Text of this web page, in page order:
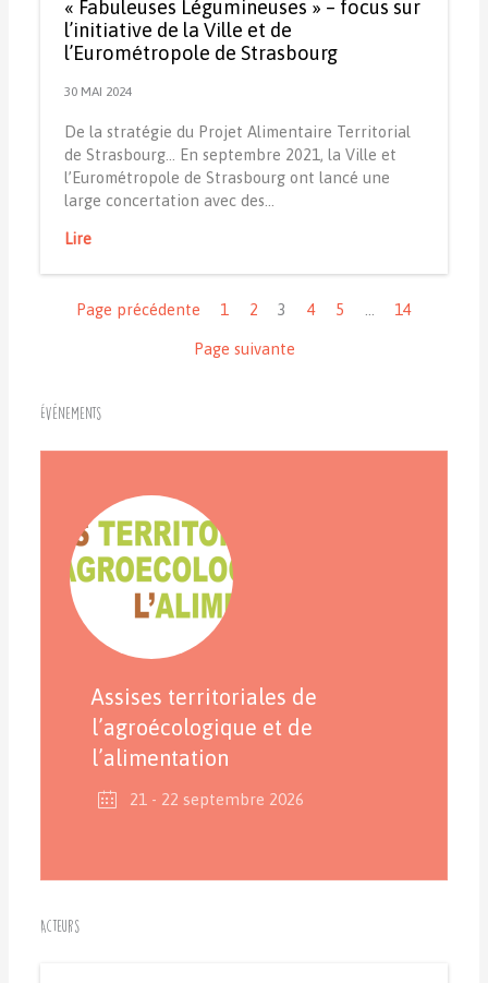
« Fabuleuses Légumineuses » – focus sur
l’initiative de la Ville et de
l’Eurométropole de Strasbourg
30 MAI 2024
De la stratégie du Projet Alimentaire Territorial
de Strasbourg... En septembre 2021, la Ville et
l’Eurométropole de Strasbourg ont lancé une
large concertation avec des…
Lire
Page précédente
1 2 3 4 5 14
Page suivante
Événements
Assises territoriales de
l’agroécologique et de
l’alimentation
21 - 22 septembre 2026
Acteurs